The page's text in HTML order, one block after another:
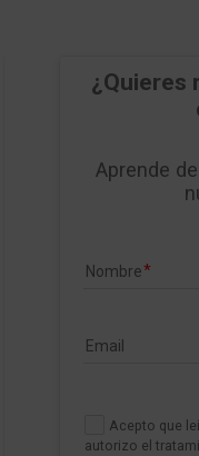
¿Quieres
Aprende
Nombre
Email
Acepto que
autorizo el